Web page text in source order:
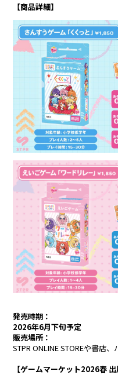
あっきぃ
ぷりっつ
あっと
めておら - Meteorites -
心音
Lapis
みかさくん
すにすて - SneakerStep
にしき
だいきり
【商品詳細】
発売時期：
2026年6月下旬予定
販売場所：
STPR ONLINE STOREや書店
【ゲームマーケット2026春 出